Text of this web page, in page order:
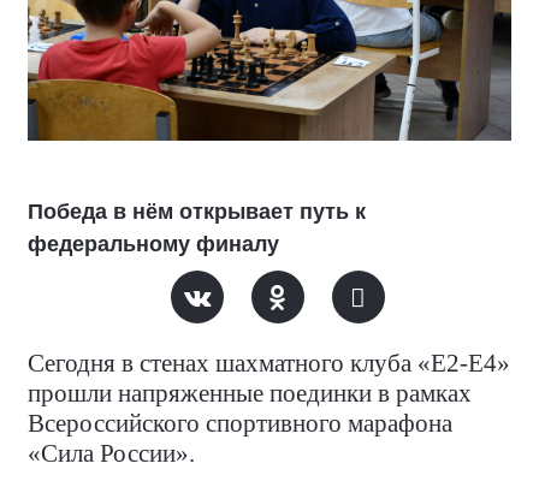
Победа в нём открывает путь к
федеральному финалу
Сегодня в стенах шахматного клуба «Е2-Е4»
прошли напряженные поединки в рамках
Всероссийского спортивного марафона
«Сила России».